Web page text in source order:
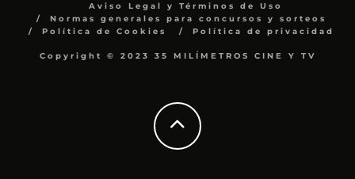
Aviso Legal y Términos de Uso
Normas generales para concursos y sorteos
Política de Cookies
Política de privacidad
Copyright © 2023 35 MILÍMETROS CINE Y TV